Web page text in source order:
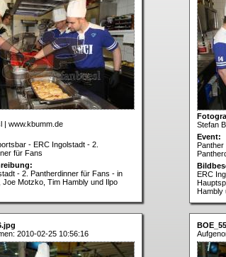
| www.kbumm.de
- ERC Ingolstadt - 2.
für Fans
- 2. Pantherdinner für Fans - in
Joe Motzko, Tim Hambly und Ilpo
Stefan
Event:
Panther
ERC
Hambly
2010-02-25 10:56:16